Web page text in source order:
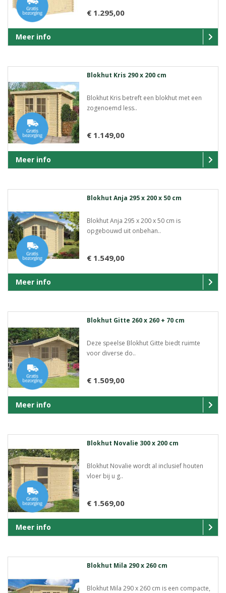
€ 1.295,00
Meer info
Blokhut Kris 290 x 200 cm
Blokhut Kris betreft een blokhut met een
zogenoemd less..
€ 1.149,00
Meer info
Blokhut Anja 295 x 200 x 50 cm
Blokhut Anja 295 x 200 x 50 cm is
opgebouwd uit onbehan..
€ 1.549,00
Meer info
Blokhut Gitte 260 x 260 + 70 cm
Deze speelse Blokhut Gitte biedt ruimte
voor diverse do..
€ 1.509,00
Meer info
Blokhut Novalie 300 x 200 cm
Blokhut Novalie wordt al inclusief houten
vloer bij u g..
€ 1.569,00
Meer info
Blokhut Mila 290 x 260 cm
Blokhut Mila 290 x 260 cm is een compacte,